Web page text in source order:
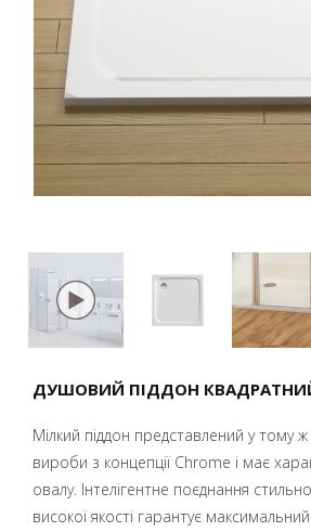
ДУШОВИЙ ПІДДОН
Мілкий піддон представлений у тому
вироби з концепції Chrome і має
овалу. Інтелігентне поєднання
високої якості гарантує